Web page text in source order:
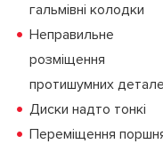
гальмівні колодки
Неправильне
розміщення
протишумних
Диски надто тонкі
Переміщення